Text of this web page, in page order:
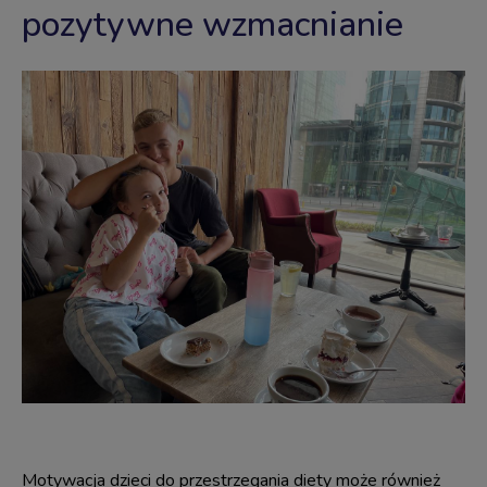
pozytywne wzmacnianie
Motywacja dzieci do przestrzegania diety może również